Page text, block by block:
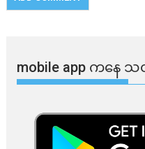
mobile app ​​ကနေ ​​သ